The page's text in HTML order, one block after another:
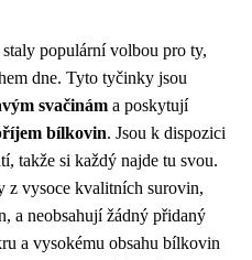
populární volbou pro ty,
dne. Tyto tyčinky jsou
svačinám a poskytují
bílkovin. Jsou k dispozici
takže si každý najde tu svou.
z vysoce kvalitních surovin,
a neobsahují žádný přidaný
a vysokému obsahu bílkovin